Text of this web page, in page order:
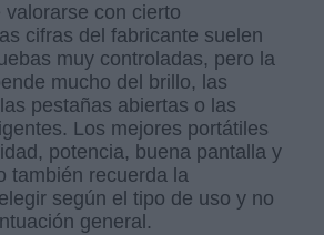
con cierto
cifras del fabricante suelen
muy controladas, pero la
mucho del brillo, las
pestañas abiertas o las
Los mejores portátiles
potencia, buena pantalla y
también recuerda la
según el tipo de uso y no
general.